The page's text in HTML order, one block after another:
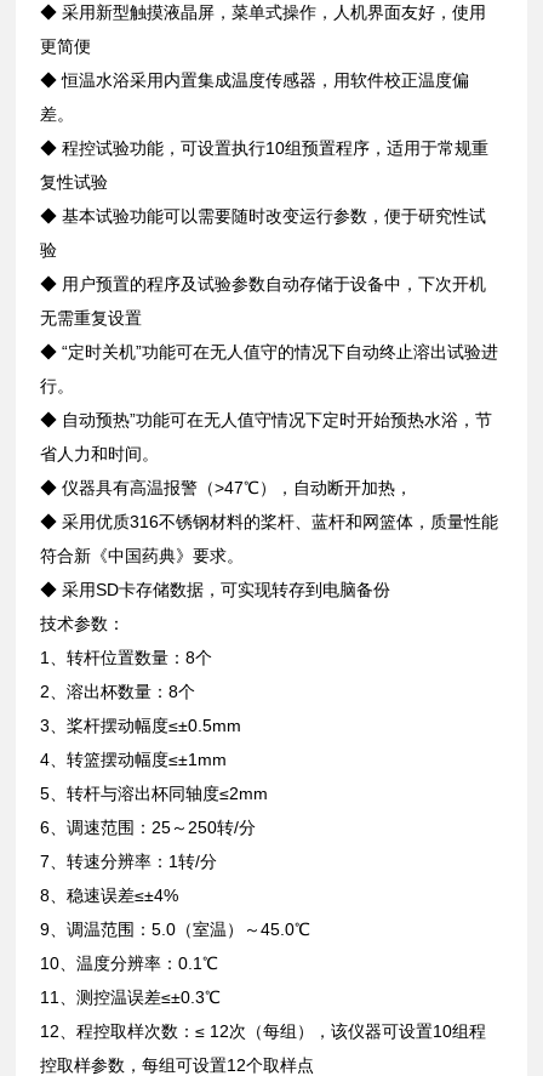
◆ 采用新型触摸液晶屏，菜单式操作，人机界面友好，使用
更简便
◆ 恒温水浴采用内置集成温度传感器，用软件校正温度偏
差。
◆ 程控试验功能，可设置执行10组预置程序，适用于常规重
复性试验
◆ 基本试验功能可以需要随时改变运行参数，便于研究性试
验
◆ 用户预置的程序及试验参数自动存储于设备中，下次开机
无需重复设置
◆ “定时关机”功能可在无人值守的情况下自动终止溶出试验进
行。
◆ 自动预热”功能可在无人值守情况下定时开始预热水浴，节
省人力和时间。
◆ 仪器具有高温报警（>47℃），自动断开加热，
◆ 采用优质316不锈钢材料的桨杆、蓝杆和网篮体，质量性能
符合新《中国药典》要求。
◆ 采用SD卡存储数据，可实现转存到电脑备份
技术参数：
1、转杆位置数量：8个
2、溶出杯数量：8个
3、桨杆摆动幅度≤±0.5mm
4、转篮摆动幅度≤±1mm
5、转杆与溶出杯同轴度≤2mm
6、调速范围：25～250转/分
7、转速分辨率：1转/分
8、稳速误差≤±4%
9、调温范围：5.0（室温）～45.0℃
10、温度分辨率：0.1℃
11、测控温误差≤±0.3℃
12、程控取样次数：≤ 12次（每组），该仪器可设置10组程
控取样参数，每组可设置12个取样点